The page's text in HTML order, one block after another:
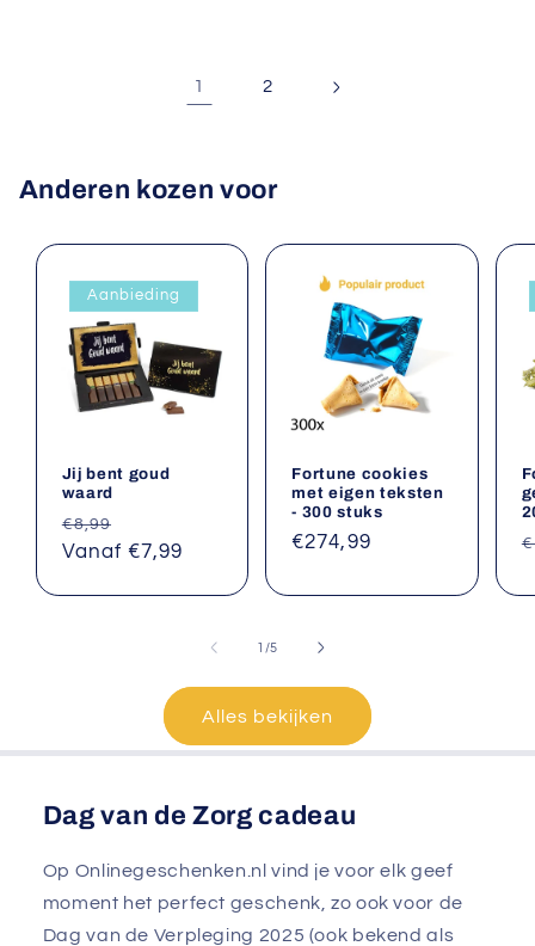
1 2
Anderen kozen voor
Aanbieding
Jij bent goud
waard
Normale
prijs
€8,99
Vanaf €7,99
Fortune cookies
met eigen teksten
- 300 stuks
Normale
€274,99
1 /van
5
Alles bekijken
Dag van de Zorg cadeau
Op Onlinegeschenken.nl vind je voor elk geef
moment het perfect geschenk, zo ook voor de
Dag van de Verpleging 2025 (ook bekend als